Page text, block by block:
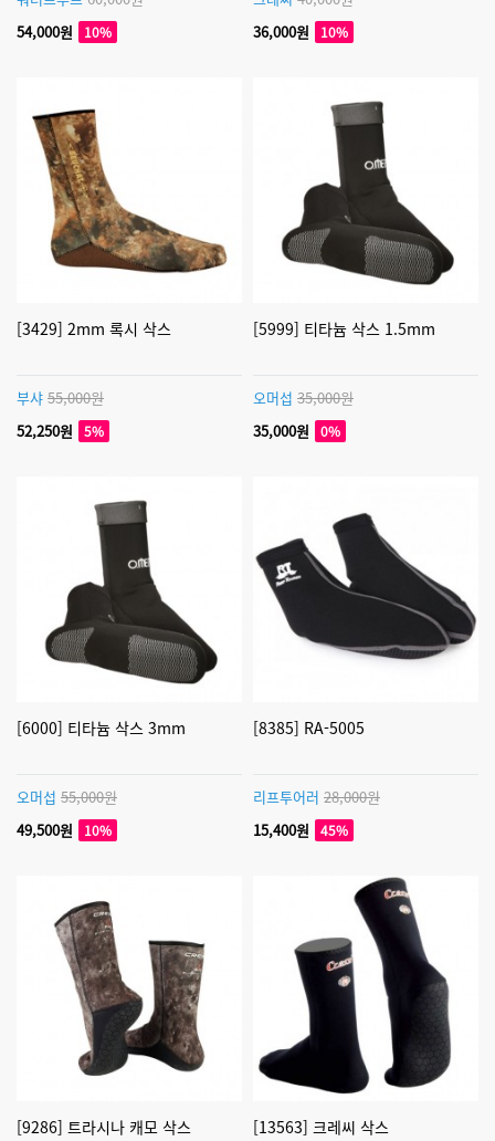
54,000원
10%
36,000원
10%
[3429] 2mm 록시 삭스
부샤 55,000원
52,250원
5%
[5999] 티타늄 삭스 1.5mm
오머섭 35,000원
35,000원
0%
[6000] 티타늄 삭스 3mm
오머섭 55,000원
49,500원
10%
[8385] RA-5005
리프투어러 28,000원
15,400원
45%
[9286] 트라시나 캐모 삭스 [13563] 크레씨 삭스